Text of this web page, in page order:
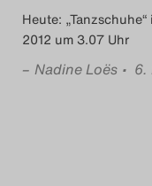
Heute:
2012 um 3.07 Uhr
– Nadine Loës • 6.